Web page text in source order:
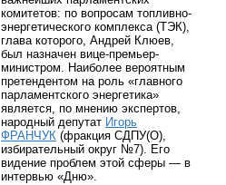
комитетов: по вопросам топливно-
энергетического комплекса (ТЭК),
глава которого, Андрей Клюев,
был назначен вице-премьер-
министром. Наиболее вероятным
претендентом на роль «главного
парламентского энергетика»
является, по мнению экспертов,
народный депутат Игорь
ФРАНЧУК (фракция СДПУ(О),
избирательный округ №7). Его
видение проблем этой сферы — в
интервью «Дню».